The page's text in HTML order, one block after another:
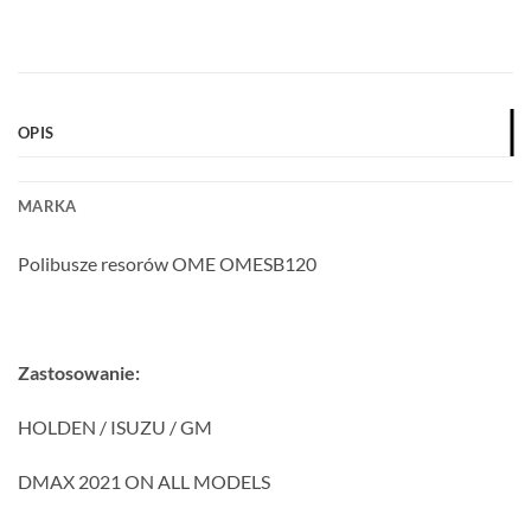
OPIS
MARKA
Polibusze resorów OME OMESB120
Zastosowanie:
HOLDEN / ISUZU / GM
DMAX 2021 ON ALL MODELS